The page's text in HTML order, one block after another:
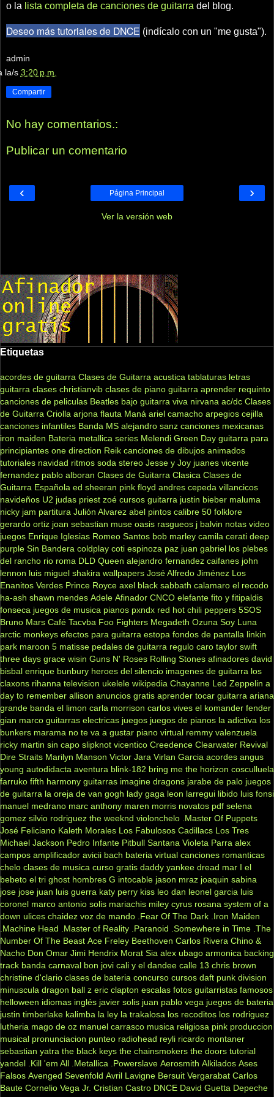
o la lista completa de canciones de guitarra del blog.
Deseo más tutoriales de DNCE (indícalo con un "me gusta").
admin
la/s 3:20 p.m.
Compartir
No hay comentarios.:
Publicar un comentario
‹ ›
Página Principal
Ver la versión web
Etiquetas
acordes de guitarra Clases de Guitarra acustica tablaturas letras
guitarra clases christianvib clases de piano guitarra aprender requinto
canciones de peliculas Beatles bajo guitarra viva nirvana ac/dc Clases
de Guitarra Criolla arjona flauta Maná ariel camacho arpegios cejilla
canciones infantiles Banda MS alejandro sanz canciones mexicanas
iron maiden Bateria metallica series Melendi Green Day guitarra para
principiantes one direction Reik canciones de dibujos animados
tutoriales navidad ritmos soda stereo Jesse y Joy juanes vicente
fernandez pablo alboran Clases de Guitarra Clasica Clases de
Guitarra Española ed sheeran pink floyd andres cepeda villancicos
navideños U2 judas priest zoé cursos guitarra justin bieber maluma
nicky jam partitura Julión Alvarez abel pintos calibre 50 folklore
gerardo ortiz joan sebastian muse oasis rasgueos j balvin notas video
juegos Enrique Iglesias Romeo Santos bob marley camila cerati deep
purple Sin Bandera coldplay coti espinoza paz juan gabriel los plebes
del rancho rio roma DLD Queen alejandro fernandez caifanes john
lennon luis miguel shakira wallpapers José Alfredo Jiménez Los
Enanitos Verdes Prince Royce axel black sabbath calamaro el recodo
ha-ash shawn mendes Adele Afinador CNCO elefante fito y fitipaldis
fonseca juegos de musica pianos pxndx red hot chili peppers 5SOS
Bruno Mars Café Tacvba Foo Fighters Megadeth Ozuna Soy Luna
arctic monkeys efectos para guitarra estopa fondos de pantalla linkin
park maroon 5 matisse pedales de guitarra regulo caro taylor swift
three days grace wisin Guns N' Roses Rolling Stones afinadores david
bisbal enrique bunbury heroes del silencio imagenes de guitarra los
claxons rihanna television ukelele wikipedia Chayanne Led Zeppelin a
day to remember allison anuncios gratis aprender tocar guitarra ariana
grande banda el limon carla morrison carlos vives el komander fender
gian marco guitarras electricas juegos juegos de pianos la adictiva los
bunkers marama no te va a gustar piano virtual remmy valenzuela
ricky martin sin capo slipknot vicentico Creedence Clearwater Revival
Dire Straits Marilyn Manson Victor Jara Virlan Garcia acordes angus
young autodidacta aventura blink-182 bring me the horizon cosculluela
farruko fifth harmony guitarras imagine dragons jarabe de palo juegos
de guitarra la oreja de van gogh lady gaga leon larregui libido luis fonsi
manuel medrano marc anthony maren morris novatos pdf selena
gomez silvio rodriguez the weeknd violonchelo .Master Of Puppets
José Feliciano Kaleth Morales Los Fabulosos Cadillacs Los Tres
Michael Jackson Pedro Infante Pitbull Santana Violeta Parra alex
campos amplificador avicii bach bateria virtual canciones romanticas
chelo clases de musica curso gratis daddy yankee dread mar I el
bebeto el tri ghost hombres G intocable jason mraz joaquin sabina
jose jose juan luis guerra katy perry kiss leo dan leonel garcia luis
coronel marco antonio solis mariachis miley cyrus rosana system of a
down ulices chaidez voz de mando .Fear Of The Dark .Iron Maiden
.Machine Head
.Master of Reality .Paranoid .Somewhere in Time .The
Number Of The Beast Ace Freley Beethoven Carlos Rivera Chino &
Nacho Don Omar Jimi Hendrix Morat Sia alex ubago armonica backing
track banda carnaval bon jovi cali y el dandee calle 13 chris brown
christine d'clario clases de bateria concurso cursos daft punk division
minuscula dragon ball z eric clapton escalas fotos guitarristas famosos
helloween idiomas inglés javier solis juan pablo vega juegos de bateria
justin timberlake kalimba la ley la trakalosa los recoditos los rodriguez
lutheria mago de oz manuel carrasco musica religiosa pink produccion
musical pronunciacion punteo radiohead reyli ricardo montaner
sebastian yatra the black keys the chainsmokers the doors tutorial
yandel .Kill 'em All .Metallica .Powerslave Aerosmith Alkilados Ases
Falsos Avenged Sevenfold Avril Lavigne Bersuit Vergarabat Carlos
Baute Cornelio Vega Jr. Cristian Castro DNCE David Guetta Depeche